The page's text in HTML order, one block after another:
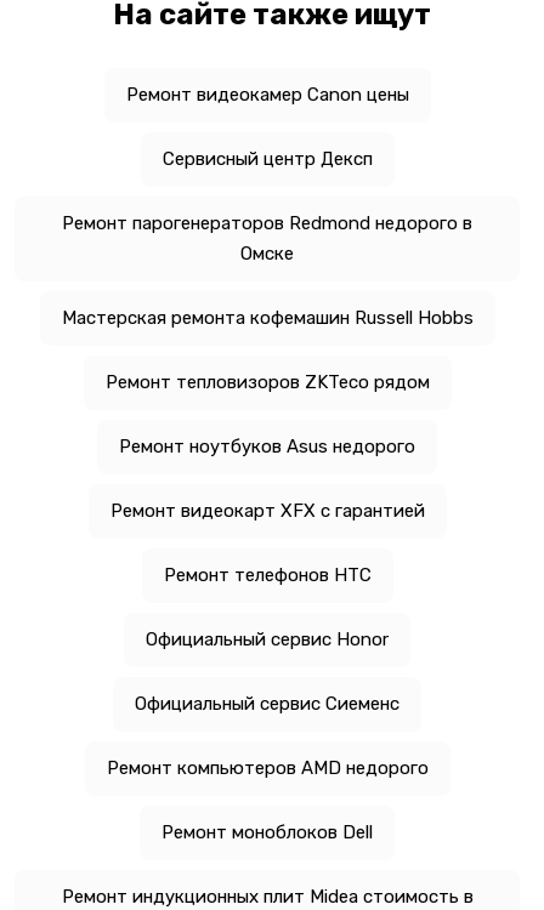
На сайте также ищут
Ремонт видеокамер Canon цены
Сервисный центр Дексп
Ремонт парогенераторов Redmond недорого в
Омске
Мастерская ремонта кофемашин Russell Hobbs
Ремонт тепловизоров ZKTeco рядом
Ремонт ноутбуков Asus недорого
Ремонт видеокарт XFX с гарантией
Ремонт телефонов HTC
Официальный сервис Honor
Официальный сервис Сиеменс
Ремонт компьютеров AMD недорого
Ремонт моноблоков Dell
Ремонт индукционных плит Midea стоимость в